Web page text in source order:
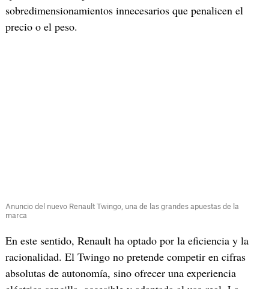
sobredimensionamientos innecesarios que penalicen el
precio o el peso.
Anuncio del nuevo Renault Twingo, una de las grandes apuestas de la
marca
En este sentido, Renault ha optado por la eficiencia y la
racionalidad. El Twingo no pretende competir en cifras
absolutas de autonomía, sino ofrecer una experiencia